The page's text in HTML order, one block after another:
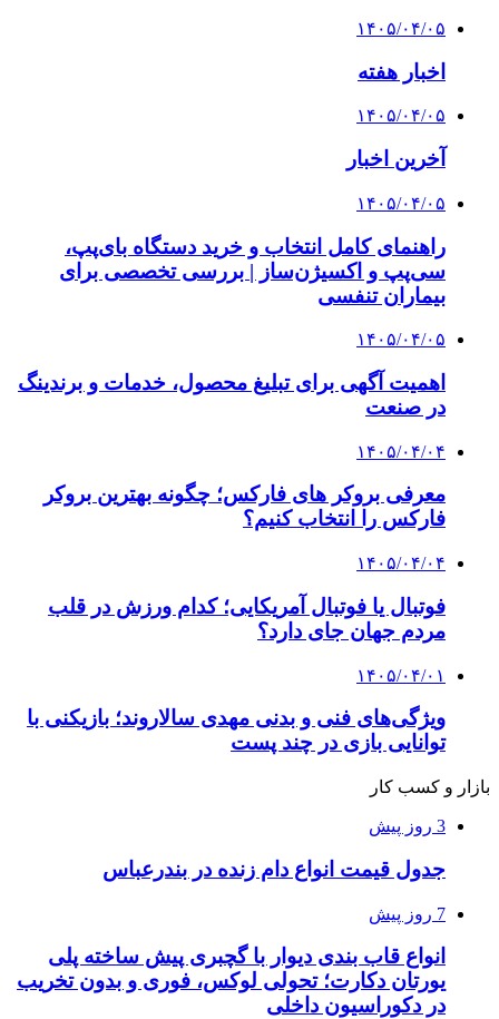
۱۴۰۵/۰۴/۰۵
اخبار هفته
۱۴۰۵/۰۴/۰۵
آخرین اخبار
۱۴۰۵/۰۴/۰۵
راهنمای کامل انتخاب و خرید دستگاه بای‌پپ،
سی‌پپ و اکسیژن‌ساز | بررسی تخصصی برای
بیماران تنفسی
۱۴۰۵/۰۴/۰۵
اهمیت آگهی برای تبلیغ محصول، خدمات و برندینگ
در صنعت
۱۴۰۵/۰۴/۰۴
معرفی بروکر های فارکس؛ چگونه بهترین بروکر
فارکس را انتخاب کنیم؟
۱۴۰۵/۰۴/۰۴
فوتبال یا فوتبال آمریکایی؛ کدام ورزش در قلب
مردم جهان جای دارد؟
۱۴۰۵/۰۴/۰۱
ویژگی‌های فنی و بدنی مهدی سالاروند؛ بازیکنی با
توانایی بازی در چند پست
بازار و کسب کار
3 روز پیش
جدول قیمت انواع دام زنده در بندرعباس
7 روز پیش
انواع قاب بندی دیوار با گچبری پیش ساخته پلی
یورتان دکارت؛ تحولی لوکس، فوری و بدون تخریب
در دکوراسیون داخلی